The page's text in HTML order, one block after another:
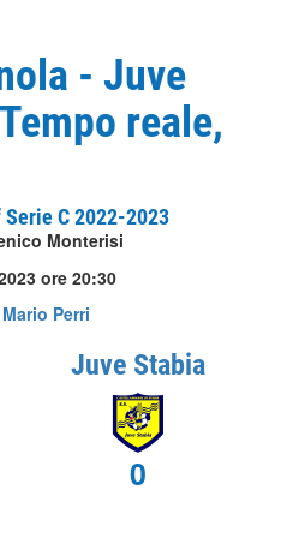
- Juve
reale,
C 2022-2023
Monterisi
ore 20:30
Perri
Juve Stabia
0